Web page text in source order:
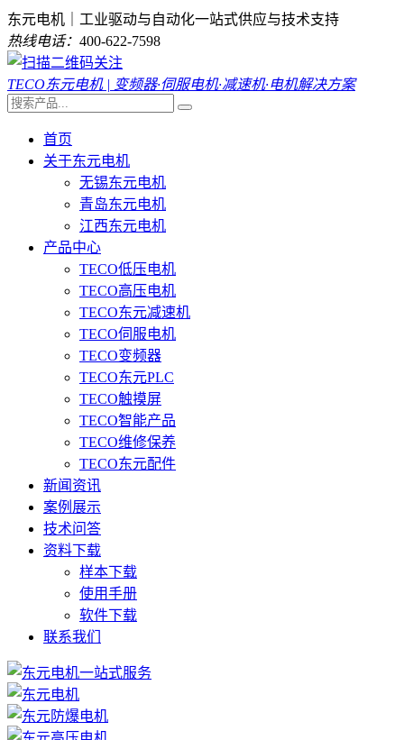
东元电机｜工业驱动与自动化一站式供应与技术支持
热线电话： 400-622-7598
TECO东元电机 | 变频器·伺服电机·减速机·电机解决方案
首页
关于东元电机
无锡东元电机
青岛东元电机
江西东元电机
产品中心
TECO低压电机
TECO高压电机
TECO东元减速机
TECO伺服电机
TECO变频器
TECO东元PLC
TECO触摸屏
TECO智能产品
TECO维修保养
TECO东元配件
新闻资讯
案例展示
技术问答
资料下载
样本下载
使用手册
软件下载
联系我们